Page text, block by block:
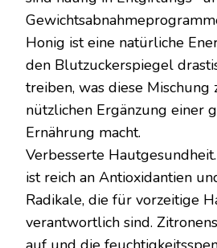
Honig ist eine natürliche
den Blutzuckerspiegel
treiben, was diese Mischung
nützlichen Ergänzung einer
Ernährung macht.
Verbesserte
ist reich an Antioxidantien
Radikale, die für vorzeitige
verantwortlich sind.